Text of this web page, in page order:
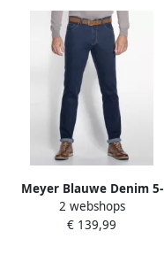
Meyer Blauwe Denim 5-
Pocket Jeans Blue Heren
2 webshops
€ 139,99